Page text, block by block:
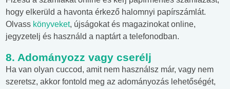
hogy elkerüld a havonta érkező halomnyi papírszámlát.
Olvass könyveket, újságokat és magazinokat online,
jegyzetelj és használd a naptárt a telefonodban.
8. Adományozz vagy cserélj
Ha van olyan cuccod, amit nem használsz már, vagy nem
szeretsz, akkor fontold meg az adományozás lehetőségét,